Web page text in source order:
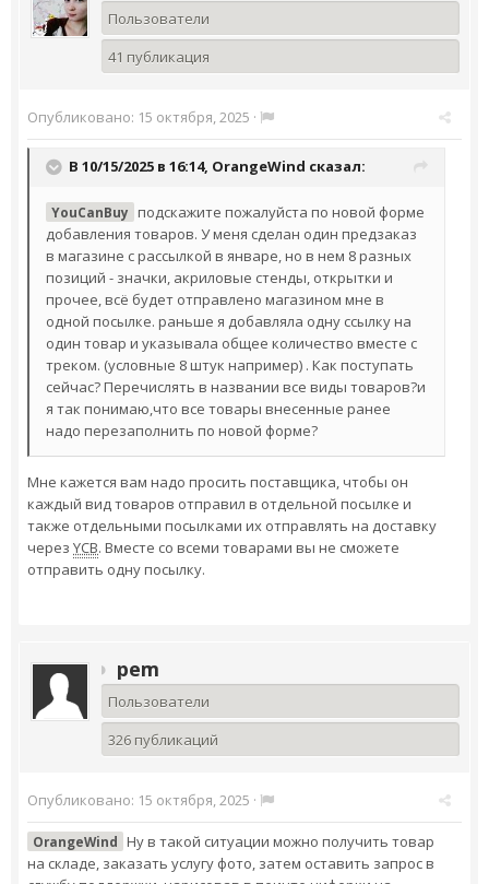
Пользователи
41 публикация
Опубликовано: 15 октября, 2025 ·
В 10/15/2025 в 16:14, OrangeWind сказал:
YouCanBuy подскажите пожалуйста по новой форме
добавления товаров. У меня сделан один предзаказ
в магазине с рассылкой в январе, но в нем 8 разных
позиций - значки, акриловые стенды, открытки и
прочее, всё будет отправлено магазином мне в
одной посылке. раньше я добавляла одну ссылку на
один товар и указывала общее количество вместе с
треком. (условные 8 штук например) . Как поступать
сейчас? Перечислять в названии все виды товаров?и
я так понимаю,что все товары внесенные ранее
надо перезаполнить по новой форме?
Мне кажется вам надо просить поставщика, чтобы он
каждый вид товаров отправил в отдельной посылке и
также отдельными посылками их отправлять на доставку
через YCB. Вместе со всеми товарами вы не сможете
отправить одну посылку.
pem
Пользователи
326 публикаций
Опубликовано: 15 октября, 2025 ·
OrangeWind Ну в такой ситуации можно получить товар
на складе, заказать услугу фото, затем оставить запрос в